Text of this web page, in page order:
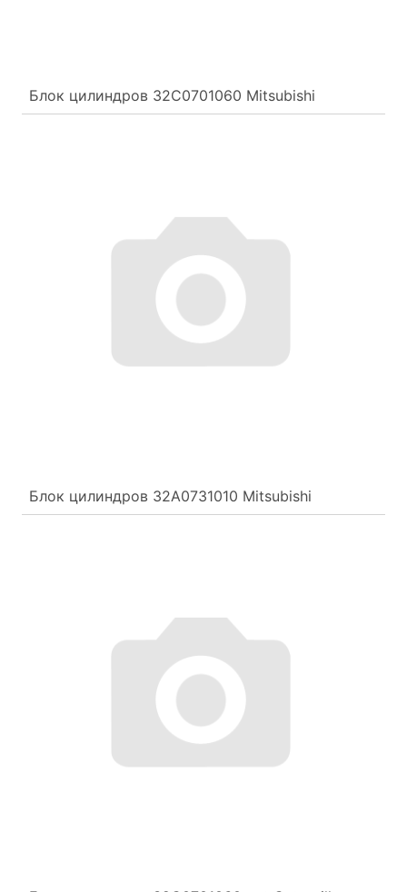
Блок цилиндров 32C0701060 Mitsubishi
Блок цилиндров 32A0731010 Mitsubishi